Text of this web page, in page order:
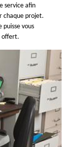
service afin
chaque projet.
puisse vous
offert.